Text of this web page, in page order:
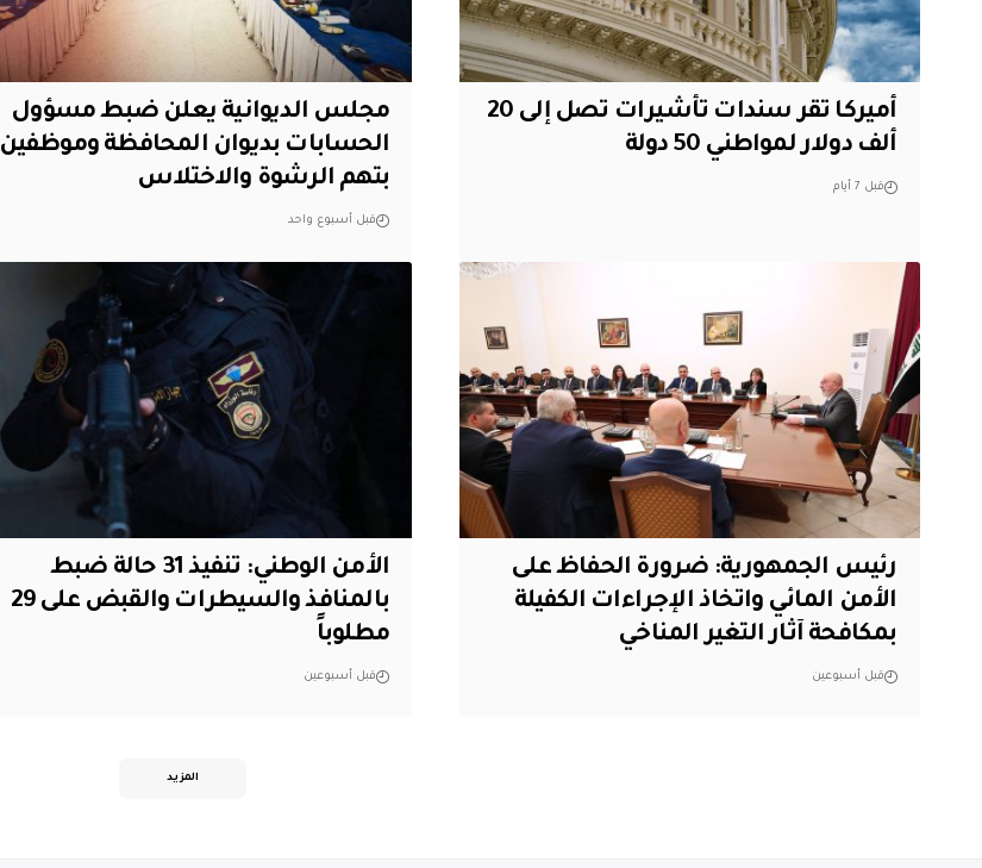
أميركا تقر سندات تأشيرات تصل إلى 20
ألف دولار لمواطني 50 دولة
قبل 7 أيام
مجلس الديوانية يعلن ضبط مسؤول
الحسابات بديوان المحافظة وموظفين
بتهم الرشوة والاختلاس
قبل أسبوع واحد
رئيس الجمهورية: ضرورة الحفاظ على
الأمن المائي واتخاذ الإجراءات الكفيلة
بمكافحة آثار التغير المناخي
قبل أسبوعين
الأمن الوطني: تنفيذ 31 حالة ضبط
بالمنافذ والسيطرات والقبض على 29
مطلوباً
قبل أسبوعين
المزيد